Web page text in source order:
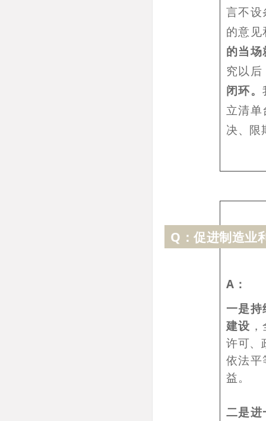
言不设
的意
的当
究以
闭环。
立清
决、限
Q：促进制造业
A：
一是
建设
许可、
依法平
益。
二是进